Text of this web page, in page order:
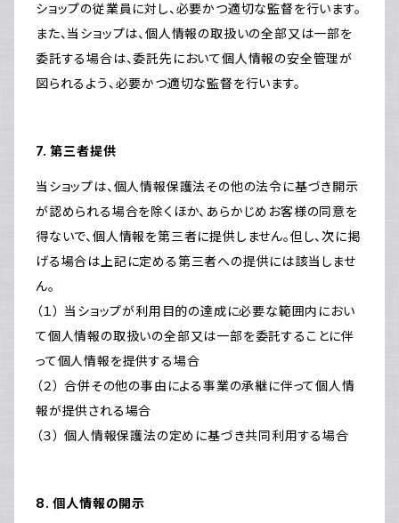
ショップの従業員に対し、必要かつ適切な監督を行います。
また、当ショップは、個人情報の取扱いの全部又は一部を
委託する場合は、委託先において個人情報の安全管理が
図られるよう、必要かつ適切な監督を行います。
7. 第三者提供
当ショップは、個人情報保護法その他の法令に基づき開示
が認められる場合を除くほか、あらかじめお客様の同意を
得ないで、個人情報を第三者に提供しません。但し、次に掲
げる場合は上記に定める第三者への提供には該当しませ
ん。
（１） 当ショップが利用目的の達成に必要な範囲内におい
て個人情報の取扱いの全部又は一部を委託することに伴
って個人情報を提供する場合
（２） 合併その他の事由による事業の承継に伴って個人情
報が提供される場合
（３） 個人情報保護法の定めに基づき共同利用する場合
8. 個人情報の開示